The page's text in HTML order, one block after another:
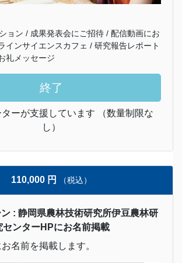
ョン / 成果発表会にご招待 / 配信動画にお
インサイエンスカフェ / 研究報告レポート
礼メッセージ
終了
ーが支援しています （数量制限な
し）
110,000 円 （税込）
: 静岡県農林技術研究所伊豆農林研
センターHPにお名前掲載
名前を掲載します。